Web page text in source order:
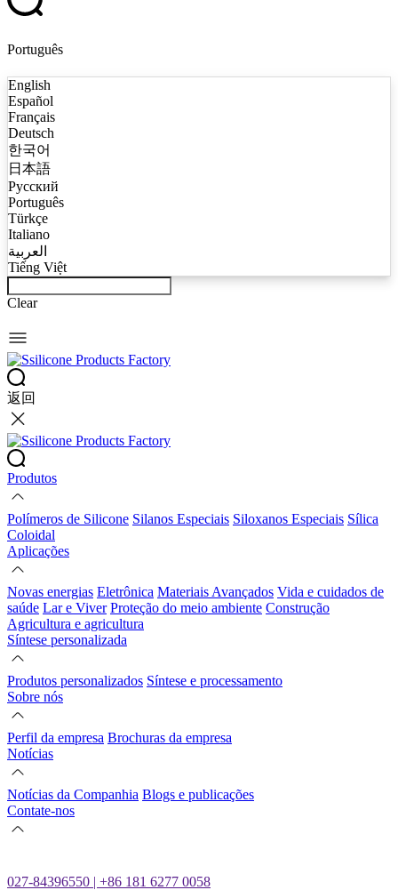
Português
English
Español
Français
Deutsch
한국어
日本語
Русский
Português
Türkçe
Italiano
العربية
Tiếng Việt
Clear
返回
Produtos
Polímeros de Silicone Silanos Especiais Siloxanos Especiais Sílica
Coloidal
Aplicações
Novas energias Eletrônica Materiais Avançados Vida e cuidados de
saúde Lar e Viver Proteção do meio ambiente Construção
Agricultura e agricultura
Síntese personalizada
Produtos personalizados Síntese e processamento
Sobre nós
Perfil da empresa Brochuras da empresa
Notícias
Notícias da Companhia Blogs e publicações
Contate-nos
027-84396550 | +86 181 6277 0058